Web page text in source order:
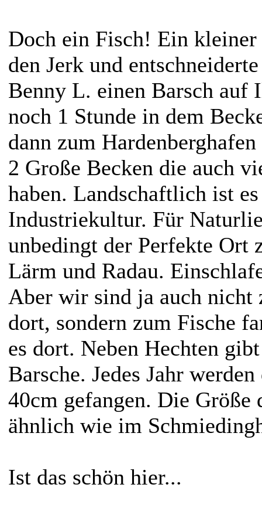
Doch ein Fisch! Ein
den Jerk und
Benny L. einen Barsch
noch 1 Stunde in dem
dann zum
2 Große Becken die auch
haben. Landschaftlich ist
Industriekultur. Für
unbedingt der Perfekte Ort
Lärm und Radau.
Aber wir sind ja auch nicht
dort, sondern zum Fische
es dort. Neben Hechten
Barsche. Jedes Jahr
40cm gefangen. Die Größe
ähnlich wie im
Ist das schön hier...